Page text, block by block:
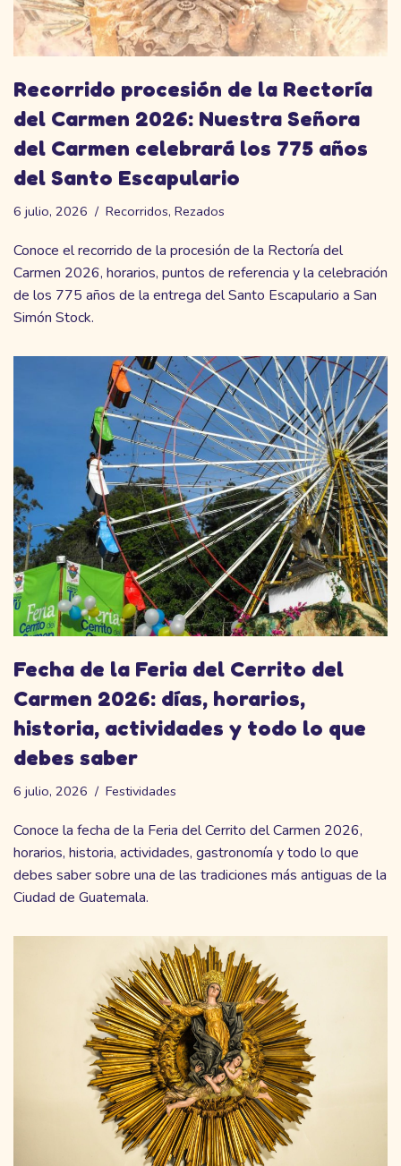
Recorrido procesión de la Rectoría
del Carmen 2026: Nuestra Señora
del Carmen celebrará los 775 años
del Santo Escapulario
6 julio, 2026 Recorridos, Rezados
Conoce el recorrido de la procesión de la Rectoría del
Carmen 2026, horarios, puntos de referencia y la celebración
de los 775 años de la entrega del Santo Escapulario a San
Simón Stock.
Fecha de la Feria del Cerrito del
Carmen 2026: días, horarios,
historia, actividades y todo lo que
debes saber
6 julio, 2026 Festividades
Conoce la fecha de la Feria del Cerrito del Carmen 2026,
horarios, historia, actividades, gastronomía y todo lo que
debes saber sobre una de las tradiciones más antiguas de la
Ciudad de Guatemala.